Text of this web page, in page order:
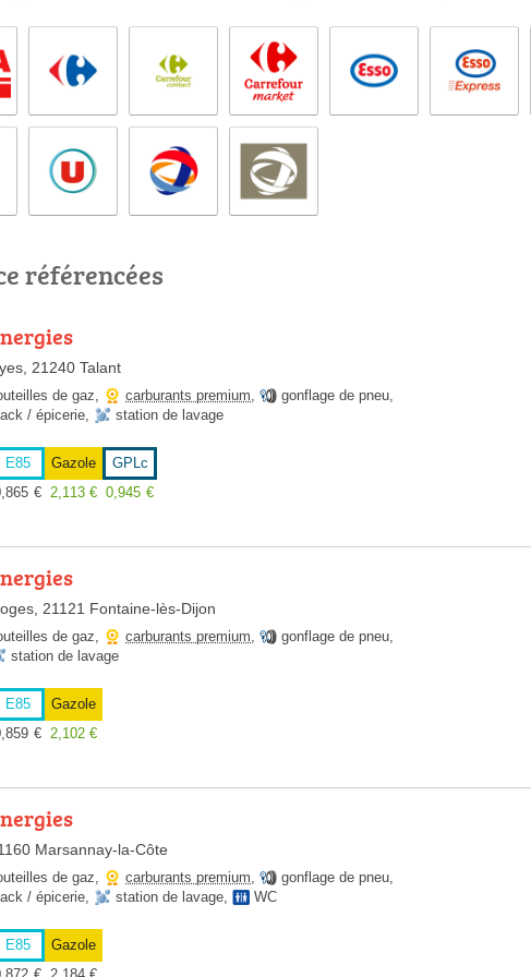
référencées
21240 Talant
de gaz, carburants premium, gonflage de pneu,
/ épicerie, station de lavage
E85
€
Gazole
2,113 €
GPLc
0,945 €
21121 Fontaine-lès-Dijon
de gaz, carburants premium, gonflage de pneu,
station de lavage
E85
€
Gazole
2,102 €
Marsannay-la-Côte
de gaz, carburants premium, gonflage de pneu,
/ épicerie, station de lavage, WC
E85
Gazole